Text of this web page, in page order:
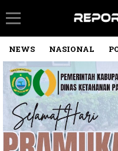
NEWS NASIONAL